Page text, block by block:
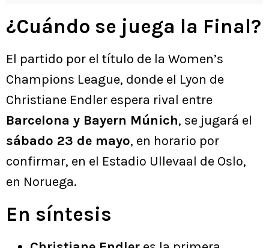
¿Cuándo se juega la Final?
El partido por el título de la Women’s
Champions League, donde el Lyon de
Christiane Endler espera rival entre
Barcelona y Bayern Múnich, se jugará el
sábado 23 de mayo, en horario por
confirmar, en el Estadio Ullevaal de Oslo,
en Noruega.
En síntesis